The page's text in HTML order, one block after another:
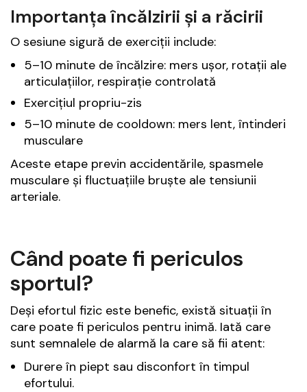
Importanța încălzirii și a răcirii
O sesiune sigură de exerciții include:
5–10 minute de încălzire: mers ușor, rotații ale
articulațiilor, respirație controlată
Exercițiul propriu-zis
5–10 minute de cooldown: mers lent, întinderi
musculare
Aceste etape previn accidentările, spasmele
musculare și fluctuațiile bruște ale tensiunii
arteriale.
Când poate fi periculos
sportul?
Deși efortul fizic este benefic, există situații în
care poate fi periculos pentru inimă. Iată care
sunt semnalele de alarmă la care să fii atent:
Durere în piept sau disconfort în timpul
efortului.